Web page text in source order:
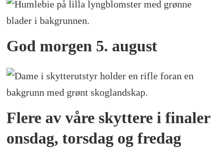
God morgen 5. august
Flere av våre skyttere i finaler
onsdag, torsdag og fredag